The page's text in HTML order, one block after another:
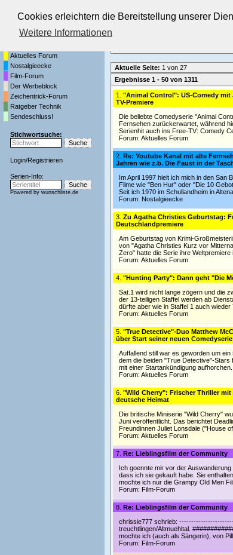
Cookies erleichtern die Bereitstellung unserer
Weitere Informationen
Die Fernseh-Diskussionsforen von
Aktuelles Forum
Nostalgieecke
Film-Forum
Der Werbeblock
Zeichentrick-Forum
Ratgeber Technik
Sendeschluss!
Stichwortsuche:
Login/Registrieren
Serien-Info:
Powered by wunschliste.de
Aktuelle Seite: 1 von 27
Ergebnisse 1 - 50 von 1311
1. "Animal Control": US-Comedy mit
TV-Premiere
Die beliebte Comedyserie "Animal
Fernsehen zurückerwartet, während
Serienhit auch ins Free-TV: Comedy
Forum: Aktuelles Forum
2. Re: Youtube Kanal mit alte
Jahren wie z.b. Die Faust in der
Im April 1997 hielt ich mich in den
Filme wie "Ben Hur" oder "Die 10
Seit ich 1970 im Schullandheim in
Forum: Nostalgieecke
3. Zu Agatha Christies Geburtstag:
Deutschlandpremiere
Am Geburtstag von Krimi-
von "Agatha Christies Kurz vor
Zero" hatte die Serie ihre
Forum: Aktuelles Forum
4. "Hunting Party": Dann geht "Die
Sat.1 wird nicht lange zögern und die
der 13-teiligen Staffel werden ab
dürfte aber wie in Staffel 1 auch
Forum: Aktuelles Forum
5. "True Detective"-Duo Matthew
über Start seiner neuen
Auffallend still war es geworden um
dem die beiden "True Detective"-Stars
mit einer Startankündigung
Forum: Aktuelles Forum
6. "Wild Cherry": Frischer Thriller
deutsche Heimat
Die britische Miniserie "Wild Cherry"
Juni veröffentlicht. Das berichtet
Freundinnen Juliet Lonsdale ("House
Forum: Aktuelles Forum
7. Re: Lieblingsfilm der Community
Ich goennte mir vor der
dass ich sie gekauft habe. Sie
mochte ich nur die Grampy Old Men
Forum: Film-Forum
8. Re: Lieblingsfilm der Community
chrissie777 schrieb:
treuchtlingen/Altmuehltal.
mochte ich (auch als Sängerin), von
Forum: Film-Forum